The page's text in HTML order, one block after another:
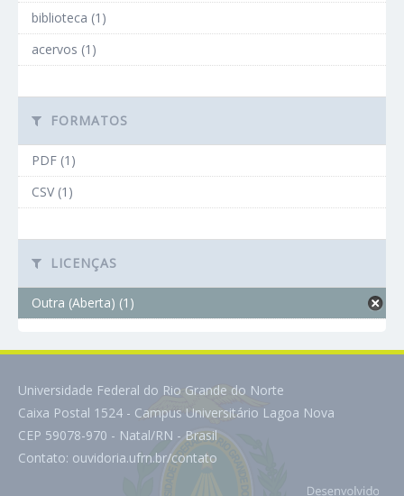
biblioteca (1)
acervos (1)
FORMATOS
PDF (1)
CSV (1)
LICENÇAS
Outra (Aberta) (1)
Universidade Federal do Rio Grande do Norte
Caixa Postal 1524 - Campus Universitário Lagoa Nova
CEP 59078-970 - Natal/RN - Brasil
Contato: ouvidoria.ufrn.br/contato